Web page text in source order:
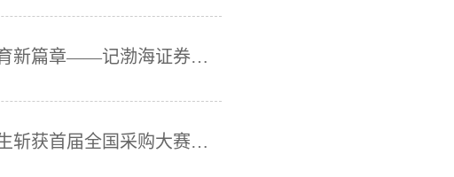
企业导师进课堂，共筑证券投资教育新篇章——记渤海证券厦门分公司走进厦门华厦学院活动
我校物流工程、供应链管理专业学生斩获首届全国采购大赛一等奖